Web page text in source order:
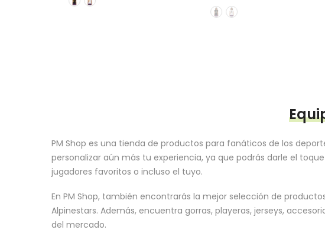
PM Shop es una tienda de productos para fanáticos de los
personalizar aún más tu experiencia, ya que podrás darle el
jugadores favoritos o incluso el tuyo.
En PM Shop, también encontrarás la mejor selección de
Alpinestars. Además, encuentra gorras, playeras, jerseys,
del mercado.